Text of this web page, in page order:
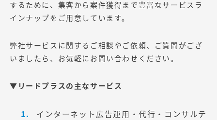
するために、集客から案件獲得まで豊富なサービスラ
インナップをご用意しています。
弊社サービスに関するご相談やご依頼、ご質問がござ
いましたら、お気軽にお問い合わせください。
▼リードプラスの主なサービス
インターネット広告運用・代行・コンサルテ